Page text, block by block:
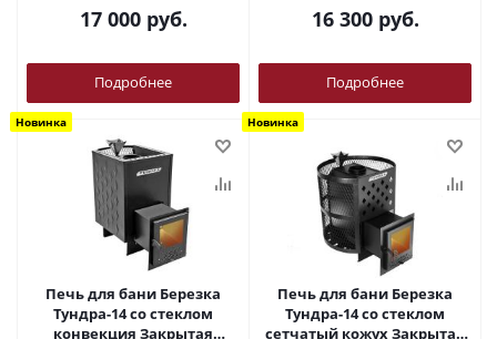
17 000руб.
Подробнее
16 300руб.
Подробнее
Новинка
Печь для бани Березка
Тундра-14 со стеклом
конвекция Закрытая
Новинка
Печь для бани Березка
Тундра-14 со стеклом
сетчатый кожух Закрытая